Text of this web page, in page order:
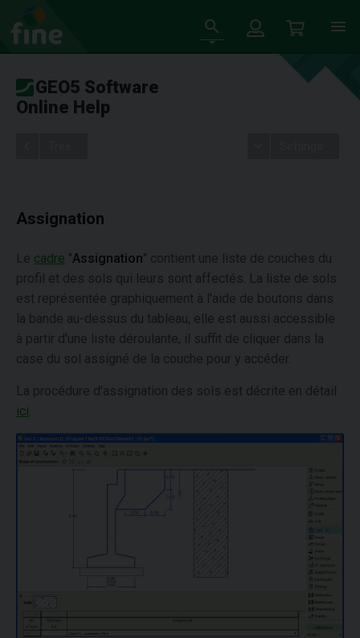
GEO5 Software
Online Help
Assignation
Le cadre "Assignation" contient une liste de couches du
profil et des sols qui leurs sont affectés. La liste de sols
est représentée graphiquement à l'aide de boutons dans
la bande au-dessus du tableau, elle est aussi accessible
à partir d'une liste déroulante, il suffit de cliquer dans la
case du sol assigné de la couche pour y accéder.
La procédure d'assignation des sols est décrite en détail
ici